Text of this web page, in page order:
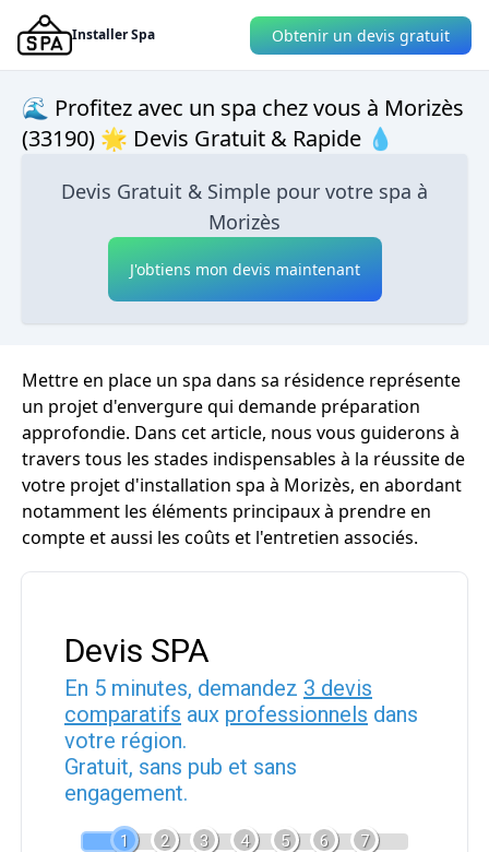
Installer Spa Obtenir un devis gratuit
🌊 Profitez avec un spa chez vous à Morizès
(33190) 🌟 Devis Gratuit & Rapide 💧
Devis Gratuit & Simple pour votre spa à
Morizès
J'obtiens mon devis maintenant
Mettre en place un spa dans sa résidence représente
un projet d'envergure qui demande préparation
approfondie. Dans cet article, nous vous guiderons à
travers tous les stades indispensables à la réussite de
votre projet d'installation spa à Morizès, en abordant
notamment les éléments principaux à prendre en
compte et aussi les coûts et l'entretien associés.
Devis SPA
En 5 minutes, demandez 3 devis
comparatifs aux professionnels dans
votre région.
Gratuit, sans pub et sans
engagement.
1 2 3 4 5 6 7